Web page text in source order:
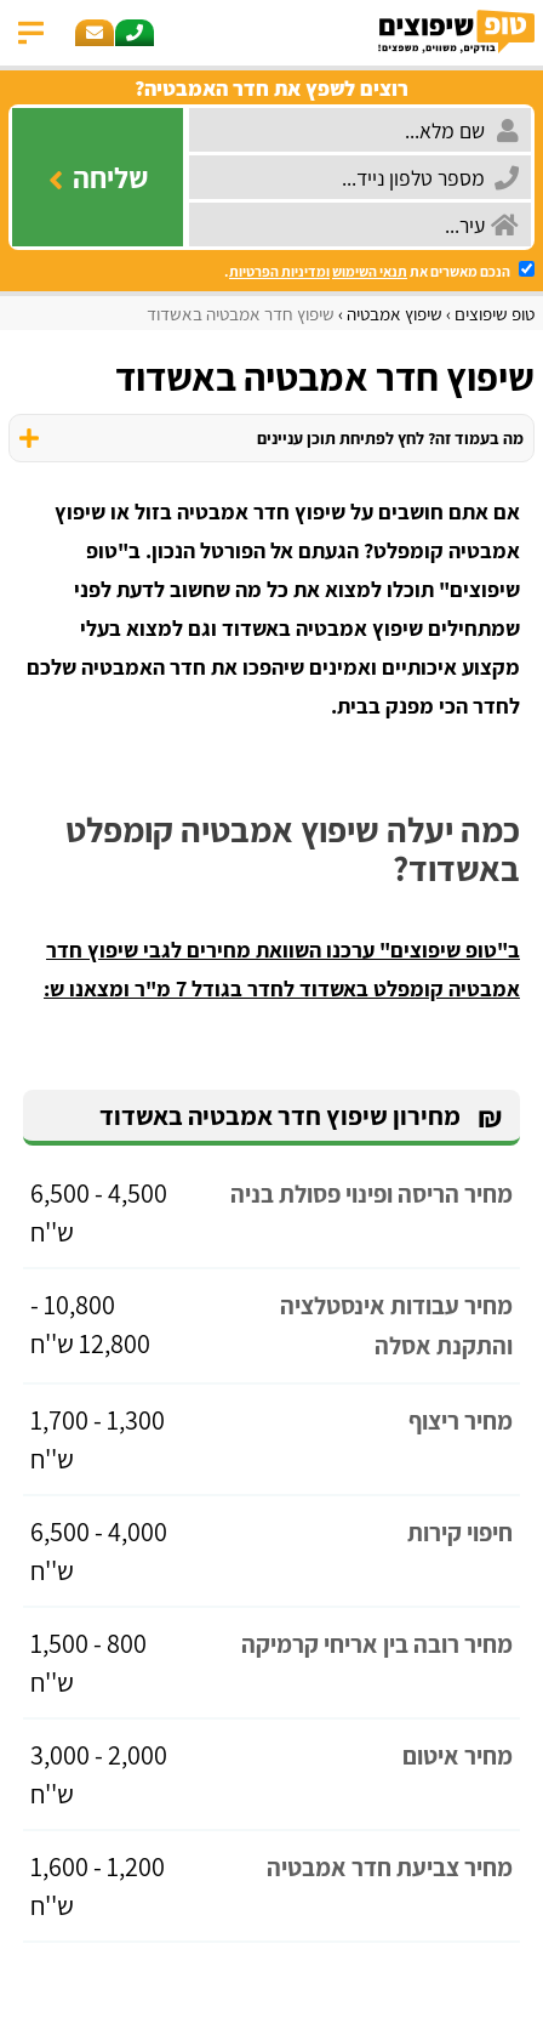
רוצים לשפץ את חדר האמבטיה?
שליחה
הנכם מאשרים את תנאי השימושומדיניות הפרטיות.
טופ שיפוצים שיפוץ אמבטיה שיפוץ חדר אמבטיה באשדוד
שיפוץ חדר אמבטיה באשדוד
מה בעמוד זה? לחץ לפתיחת תוכן עניינים
אם אתם חושבים על שיפוץ חדר אמבטיה בזול או שיפוץ
אמבטיה קומפלט? הגעתם אל הפורטל הנכון. ב"טופ
שיפוצים" תוכלו למצוא את כל מה שחשוב לדעת לפני
שמתחילים שיפוץ אמבטיה באשדוד וגם למצוא בעלי
מקצוע איכותיים ואמינים שיהפכו את חדר האמבטיה שלכם
לחדר הכי מפנק בבית.
כמה יעלה שיפוץ אמבטיה קומפלט
באשדוד?
ב"טופ שיפוצים" ערכנו השוואת מחירים לגבי שיפוץ חדר
אמבטיה קומפלט באשדוד לחדר בגודל 7 מ"ר ומצאנו ש:
₪ מחירון שיפוץ חדר אמבטיה באשדוד
מחיר הריסה ופינוי פסולת בניה
4,500 - 6,500
ש''ח
מחיר עבודות אינסטלציה
והתקנת אסלה
10,800 -
12,800 ש''ח
מחיר ריצוף
1,300 - 1,700
ש''ח
חיפוי קירות
4,000 - 6,500
ש''ח
מחיר רובה בין אריחי קרמיקה
800 - 1,500
ש''ח
מחיר איטום
2,000 - 3,000
ש''ח
מחיר צביעת חדר אמבטיה
1,200 - 1,600
ש''ח